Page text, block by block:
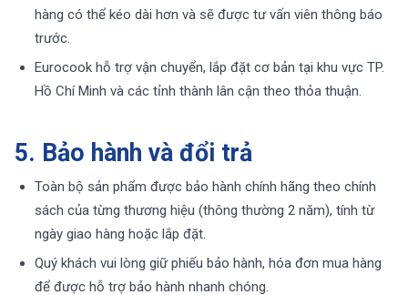
hàng có thể kéo dài hơn và sẽ được tư vấn viên thông báo
trước.
Eurocook hỗ trợ vận chuyển, lắp đặt cơ bản tại khu vực TP.
Hồ Chí Minh và các tỉnh thành lân cận theo thỏa thuận.
5. Bảo hành và đổi trả
Toàn bộ sản phẩm được bảo hành chính hãng theo chính
sách của từng thương hiệu (thông thường 2 năm), tính từ
ngày giao hàng hoặc lắp đặt.
Quý khách vui lòng giữ phiếu bảo hành, hóa đơn mua hàng
để được hỗ trợ bảo hành nhanh chóng.